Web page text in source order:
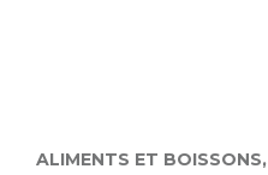
ALIMENTS ET BOISSONS,